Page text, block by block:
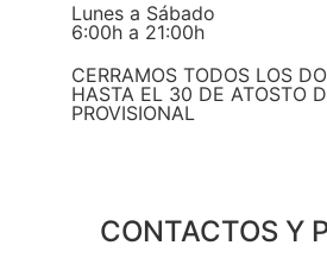
Lunes a Sábado
6:00h a 21:00h
CERRAMOS TODOS LOS
HASTA EL 30 DE ATOSTO
PROVISIONAL
CONTACTOS Y